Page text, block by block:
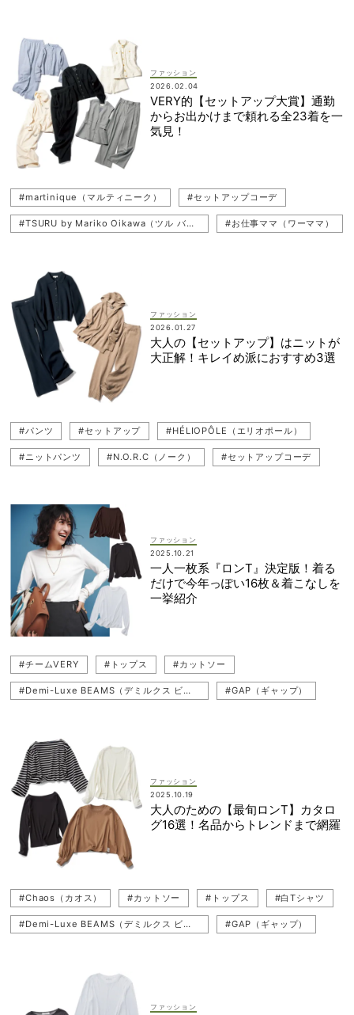
#HÉLIOPÔLE（エリオポール）
#Chaos（カオス）
#Demi-Luxe BEAMS（デミルクス ビームス） #VERY的
#LE PHIL（ル フィル）
ファッション
2026.02.04
VERY的【セットアップ大賞】通勤
からお出かけまで頼れる全23着を一
気見！
#martinique（マルティニーク） #セットアップコーデ
#TSURU by Mariko Oikawa（ツル バイ マリコ オイカワ） #お仕事ママ（ワーママ）
#HÉLIOPÔLE（エリオポール）
#MIESROHE（ミースロエ） #ニットコーデ
#Chaos（カオス） #cygne（シーニュ） #PLST（プラステ）
#N.O.R.C（ノーク）
ファッション
2026.01.27
大人の【セットアップ】はニットが
大正解！キレイめ派におすすめ3選
#パンツ #セットアップ #HÉLIOPÔLE（エリオポール）
#ニットパンツ #N.O.R.C（ノーク） #セットアップコーデ
ファッション
2025.10.21
一人一枚系『ロンT』決定版！着る
だけで今年っぽい16枚＆着こなしを
一挙紹介
#チームVERY #トップス #カットソー
#Demi-Luxe BEAMS（デミルクス ビームス） #GAP（ギャップ）
#Le minor（ルミノア）
#AURALEE（オーラリー） #yori（ヨリ）
#POLO RALPH LAUREN（ポロ ラルフローレン）
#HÉLIOPÔLE（エリオポール）
ファッション
2025.10.19
大人のための【最旬ロンT】カタロ
グ16選！名品からトレンドまで網羅
#Chaos（カオス） #カットソー #トップス #白Tシャツ
#Demi-Luxe BEAMS（デミルクス ビームス） #GAP（ギャップ）
#Le minor（ルミノア）
ファッション